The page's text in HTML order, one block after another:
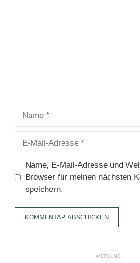
Adresse
Name, E-Mail-Adresse und
Browser für meinen nächsten
speichern.